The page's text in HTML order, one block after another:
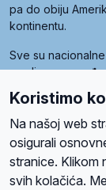
pa do obiju
kontinentu.
Sve su
zemljama, a
pod nazivom
Radio Maria).
kojima je i
Koristimo
Na našoj web
osigurali
stranice. Klikom
svih kolačića.